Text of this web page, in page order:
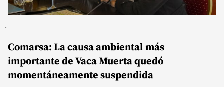
Comarsa: La causa ambiental más
importante de Vaca Muerta quedó
momentáneamente suspendida